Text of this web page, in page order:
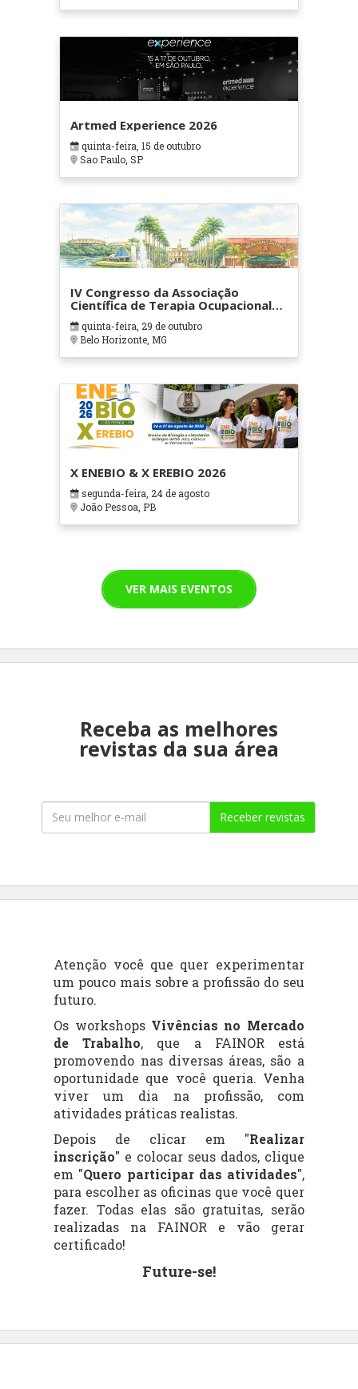
Artmed Experience 2026
quinta-feira, 15 de outubro
Sao Paulo, SP
IV Congresso da Associação
Científica de Terapia Ocupacional
em Contextos Hospitalares e
Cuidados Paliativos - ATOHOSP
quinta-feira, 29 de outubro
Belo Horizonte, MG
X ENEBIO & X EREBIO 2026
segunda-feira, 24 de agosto
João Pessoa, PB
VER MAIS EVENTOS
Receba as melhores
revistas da sua área
Receber revistas
Atenção você que quer experimentar
um pouco mais sobre a profissão do seu
futuro.
Os workshops Vivências no Mercado
de Trabalho, que a FAINOR está
promovendo nas diversas áreas, são a
oportunidade que você queria. Venha
viver um dia na profissão, com
atividades práticas realistas.
Depois de clicar em "Realizar
inscrição" e colocar seus dados, clique
em "Quero participar das atividades",
para escolher as oficinas que você quer
fazer. Todas elas são gratuitas, serão
realizadas na FAINOR e vão gerar
certificado!
Future-se!